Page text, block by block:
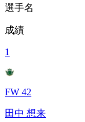
選手名
成績
1
FW 42
田中 想来